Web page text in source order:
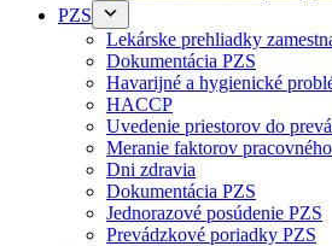
PZS
Lekárske prehliadky
Dokumentácia PZS
Havarijné a hygienické
HACCP
Uvedenie priestorov do
Meranie faktorov
Dni zdravia
Dokumentácia PZS
Jednorazové posúdenie PZS
Prevádzkové poriadky PZS